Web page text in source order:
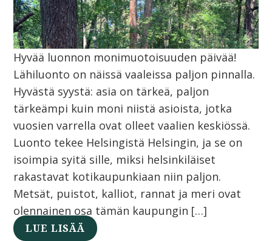
Hyvää luonnon monimuotoisuuden päivää!
Lähiluonto on näissä vaaleissa paljon pinnalla.
Hyvästä syystä: asia on tärkeä, paljon
tärkeämpi kuin moni niistä asioista, jotka
vuosien varrella ovat olleet vaalien keskiössä.
Luonto tekee Helsingistä Helsingin, ja se on
isoimpia syitä sille, miksi helsinkiläiset
rakastavat kotikaupunkiaan niin paljon.
Metsät, puistot, kalliot, rannat ja meri ovat
olennainen osa tämän kaupungin […]
LUE LISÄÄ